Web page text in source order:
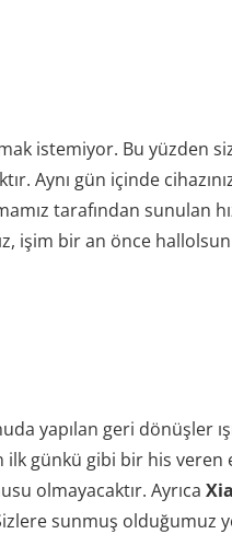
istemiyor. Bu yüzden
gün içinde
tarafından sunulan
işim bir an önce
yapılan geri dönüşler
ilk günkü gibi bir his
olmayacaktır. Ayrıca
sunmuş olduğumuz